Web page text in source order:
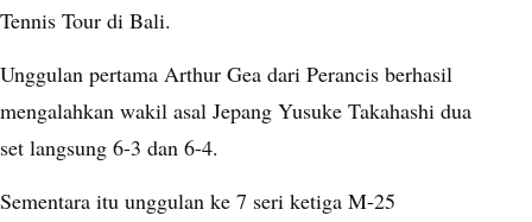
Tennis Tour di Bali.
Unggulan pertama Arthur Gea dari Perancis berhasil
mengalahkan wakil asal Jepang Yusuke Takahashi dua
set langsung 6-3 dan 6-4.
Sementara itu unggulan ke 7 seri ketiga M-25